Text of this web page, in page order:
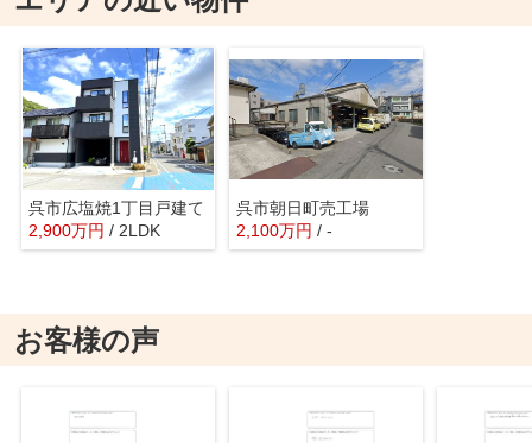
呉市広塩焼1丁目戸建て
2,900万円 / 2LDK
呉市朝日町売工場
2,100万円 / -
お客様の声